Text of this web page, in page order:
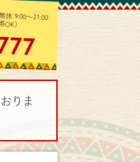
休 9:00～21:00
OK）
りま